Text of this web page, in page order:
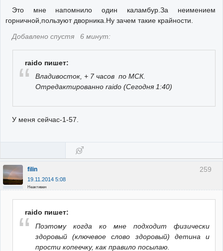
Это мне напомнило один каламбур.За неимением
горничной,пользуют дворника.Ну зачем такие крайности.
Добавлено спустя 6 минут:
raido пишет:
Владивосток, + 7 часов по МСК.
Отредактированно raido (Сегодня 1:40)
У меня сейчас-1-57.
259
filin
19.11.2014 5:08
Неактивен
raido пишет:
Поэтому когда ко мне подходит физически
здоровый (ключевое слово здоровый) детина и
прости копеечку, как правило посылаю.